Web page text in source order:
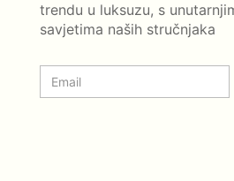
trendu u luksuzu, s
savjetima naših stručnjaka